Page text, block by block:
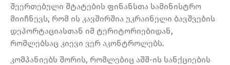
შეერთებული შტატების ფინანსთა სამინისტრო
მიიჩნევს, რომ ის კავშირშია უკრაინელი ბავშვების
დეპორტაციასთან იმ ტერიტორიებიდან,
რომლებსაც კიევი ვერ აკონტროლებს.
კომპანიებს შორის, რომლებიც აშშ-ის სანქციების